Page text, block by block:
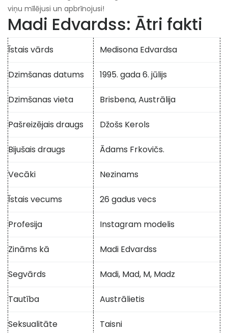
viņu mīlējusi un apbrīnojusi!
Madi Edvardss: Ātri fakti
Īstais vārds Medisona Edvardsa
Dzimšanas datums 1995. gada 6. jūlijs
Dzimšanas vieta Brisbena, Austrālija
Pašreizējais draugs Džošs Kerols
Bijušais draugs Ādams Frkovičs.
Vecāki Nezinams
Īstais vecums 26 gadus vecs
Profesija Instagram modelis
Zināms kā Madi Edvardss
Segvārds Madi, Mad, M, Madz
Tautība Austrālietis
Seksualitāte Taisni